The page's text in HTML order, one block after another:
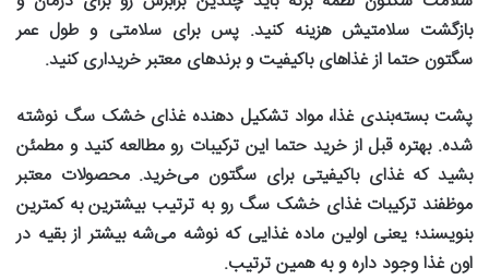
بازگشت سلامتیش هزینه کنید. پس برای سلامتی و طول عمر
سگتون حتما از غذاهای باکیفیت و برندهای معتبر خریداری کنید.
پشت بسته‌بندی غذا، مواد تشکیل دهنده غذای خشک سگ نوشته
شده. بهتره قبل از خرید حتما این ترکیبات رو مطالعه کنید و مطمئن
بشید که غذای باکیفیتی برای سگتون می‌خرید. محصولات معتبر
موظفند ترکیبات غذای خشک سگ رو به ترتیب بیشترین به کمترین
بنویسند؛ یعنی اولین ماده غذایی که نوشه می‌شه بیشتر از بقیه در
اون غذا وجود داره و به همین ترتیب.